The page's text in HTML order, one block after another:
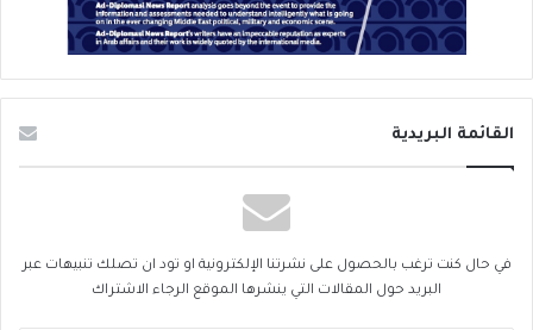
القائمة البريدية
في حال كنت ترغب بالحصول على نشرتنا الإلكترونية او تود ان تصلك تنبيهات عبر
البريد حول المقالات التي ينشرها الموقع الرجاء الاشتراك